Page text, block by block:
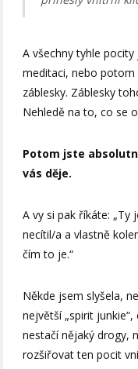
A všechny tyhle
meditaci, nebo
záblesky. Záblesky
Nehledě na to, co se
Potom jste
vás děje.
A vy si pak říkáte:
necítil/a a vlastně
čím to je.“
Někde jsem slyšela,
největší „spirit
nestačí nějaký drogy,
rozšiřovat ten pocit